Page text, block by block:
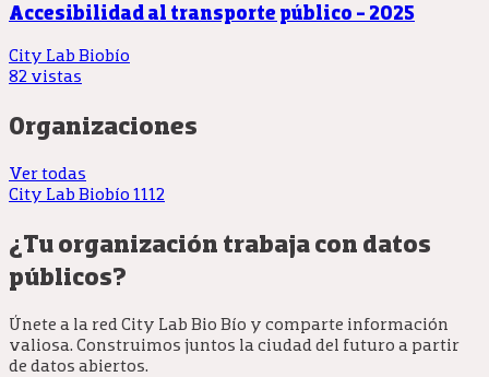
Accesibilidad al transporte público - 2025
City Lab Biobío
82 vistas
Organizaciones
Ver todas
City Lab Biobío 1112
¿Tu organización trabaja con datos
públicos?
Únete a la red City Lab Bio Bío y comparte información
valiosa. Construimos juntos la ciudad del futuro a partir
de datos abiertos.